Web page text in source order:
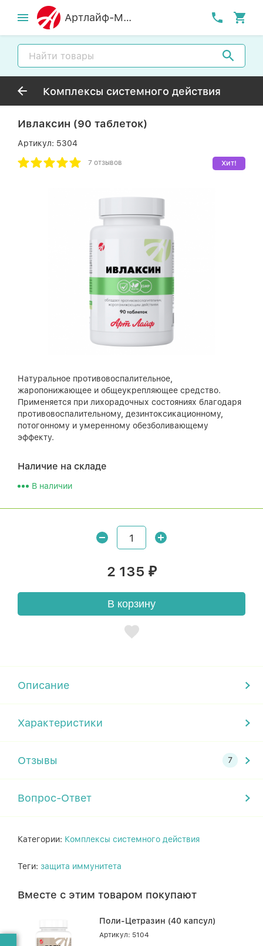
Артлайф-MСК
Комплексы системного действия
Ивлаксин (90 таблеток)
Артикул: 5304
7 отзывов Хит!
Натуральное противовоспалительное,
жаропонижающее и общеукрепляющее средство.
Применяется при лихорадочных состояниях благодаря
противовоспалительному, дезинтоксикационному,
потогонному и умеренному обезболивающему
эффекту.
Наличие на складе
В наличии
2 135 ₽
В корзину
Описание
Характеристики
Отзывы
Вопрос-Ответ
Категории: Комплексы системного действия
Теги: защита иммунитета
Вместе с этим товаром покупают
Поли-Цетразин (40 капсул)
Артикул: 5104